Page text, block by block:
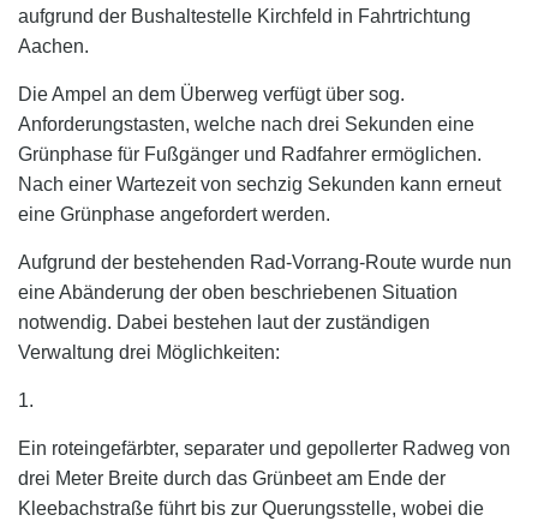
aufgrund der Bushaltestelle Kirchfeld in Fahrtrichtung
Aachen.
Die Ampel an dem Überweg verfügt über sog.
Anforderungstasten, welche nach drei Sekunden eine
Grünphase für Fußgänger und Radfahrer ermöglichen.
Nach einer Wartezeit von sechzig Sekunden kann erneut
eine Grünphase angefordert werden.
Aufgrund der bestehenden Rad-Vorrang-Route wurde nun
eine Abänderung der oben beschriebenen Situation
notwendig. Dabei bestehen laut der zuständigen
Verwaltung drei Möglichkeiten:
1.
Ein roteingefärbter, separater und gepollerter Radweg von
drei Meter Breite durch das Grünbeet am Ende der
Kleebachstraße führt bis zur Querungsstelle, wobei die